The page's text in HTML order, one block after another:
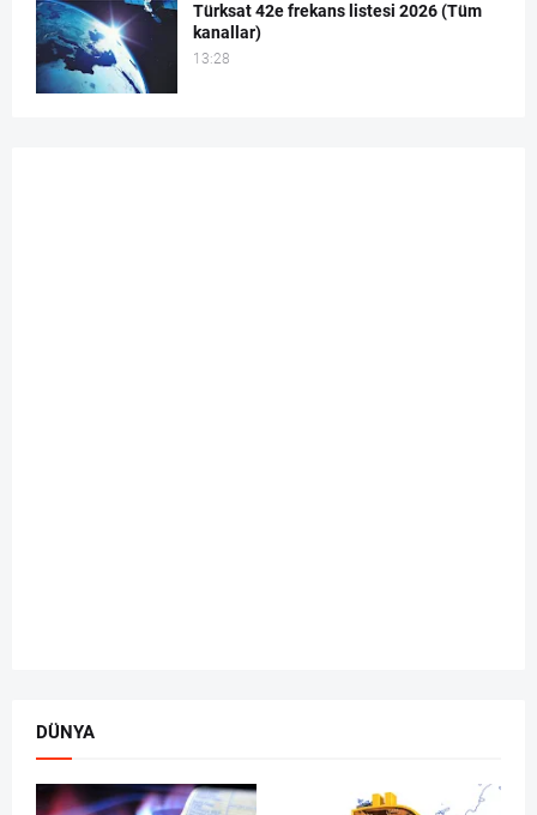
Türksat 42e frekans listesi 2026 (Tüm
kanallar)
13:28
DÜNYA